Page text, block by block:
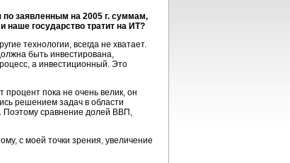
по заявленным на 2005 г. суммам,
государство тратит на ИТ?
технологии, всегда не хватает.
быть инвестирована,
а инвестиционный. Это
процент пока не очень велик, он
решением задач в области
Поэтому сравнение долей ВВП,
с моей точки зрения, увеличение